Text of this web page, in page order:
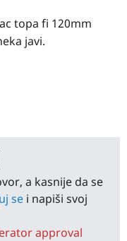
topa fi 120mm
javi.
a kasnije da se
se i napiši svoj
approval